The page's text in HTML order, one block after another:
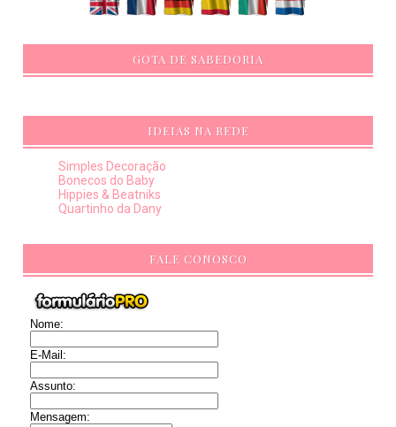
GOTA DE SABEDORIA
IDEIAS NA REDE
Simples Decoração
Bonecos do Baby
Hippies & Beatniks
Quartinho da Dany
FALE CONOSCO
Nome:
E-Mail:
Assunto:
Mensagem: